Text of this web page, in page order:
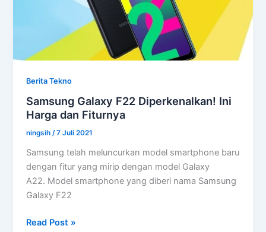
Berita Tekno
Samsung Galaxy F22 Diperkenalkan! Ini
Harga dan Fiturnya
ningsih/7 Juli 2021
Samsung telah meluncurkan model smartphone baru
dengan fitur yang mirip dengan model Galaxy
A22. Model smartphone yang diberi nama Samsung
Galaxy F22
Samsung
Read Post »